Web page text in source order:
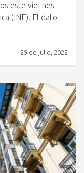
este viernes
(INE). El dato
29 de julio, 2022